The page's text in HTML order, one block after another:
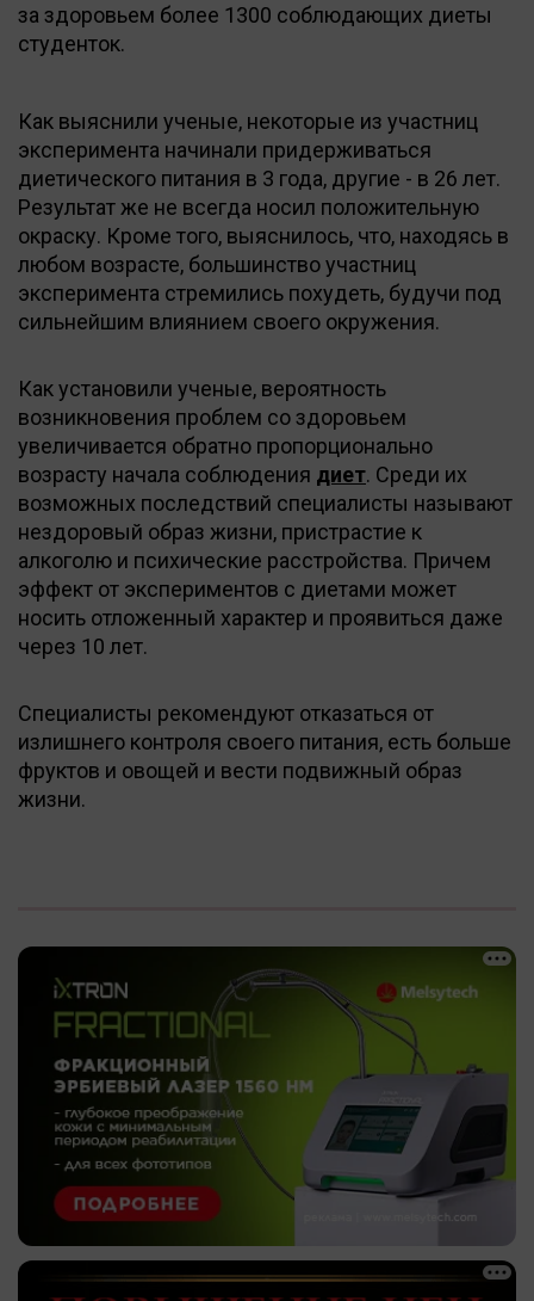
за здоровьем более 1300 соблюдающих диеты
студенток.
Как выяснили ученые, некоторые из участниц
эксперимента начинали придерживаться
диетического питания в 3 года, другие - в 26 лет.
Результат же не всегда носил положительную
окраску. Кроме того, выяснилось, что, находясь в
любом возрасте, большинство участниц
эксперимента стремились похудеть, будучи под
сильнейшим влиянием своего окружения.
Как установили ученые, вероятность
возникновения проблем со здоровьем
увеличивается обратно пропорционально
возрасту начала соблюдения диет. Среди их
возможных последствий специалисты называют
нездоровый образ жизни, пристрастие к
алкоголю и психические расстройства. Причем
эффект от экспериментов с диетами может
носить отложенный характер и проявиться даже
через 10 лет.
Специалисты рекомендуют отказаться от
излишнего контроля своего питания, есть больше
фруктов и овощей и вести подвижный образ
жизни.